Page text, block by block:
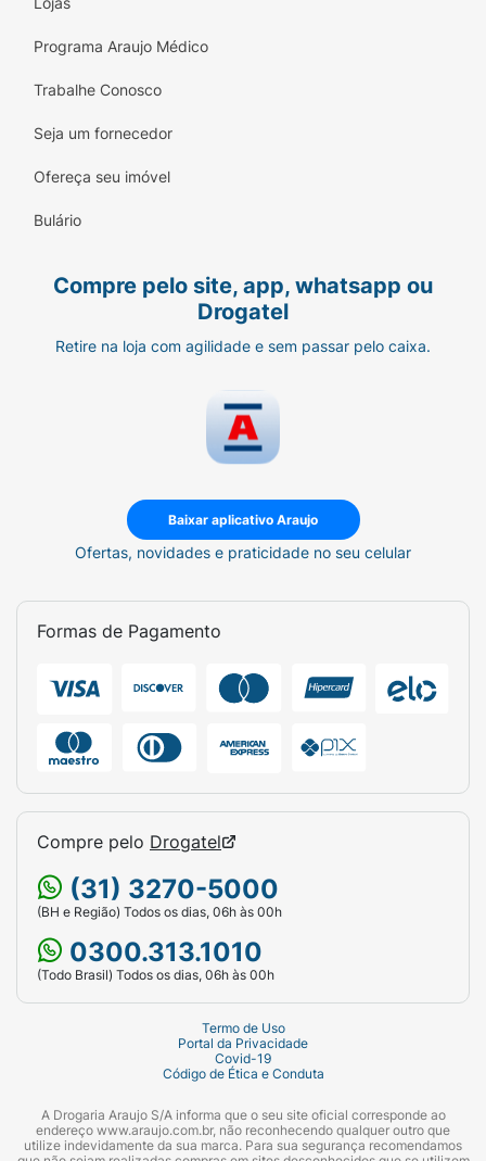
Embalagem Prática:
fofo, perfeito para levar no nécessaire.
Qualidade Melu:
Modo de Uso:
pequenas gotas daBase Tint Melu
diretamente na pele.
Espalhe com os dedos, pincel ou
Se desejar mais cobertura, aplique uma
segunda camada após a primeira secar.
Ficha Técnica:
Melu by Ruby Rose.
Acabamento:Natural / Acetinado.
Características:
Vegano / Sem crueldade
animal.
Programa Araujo Médico
Trabalhe Conosco
Seja um fornecedor
Ofereça seu imóvel
Bulário
Compre pelo site, app, whatsapp ou
Drogatel
Retire na loja com agilidade e sem passar pelo caixa.
Baixar aplicativo Araujo
Ofertas, novidades e praticidade no seu celular
Formas de Pagamento
Compre pelo Drogatel
(31) 3270-5000
(BH e Região) Todos os dias, 06h às 00h
0300.313.1010
(Todo Brasil) Todos os dias, 06h às 00h
Termo de Uso
Portal da Privacidade
Covid-19
Código de Ética e Conduta
A Drogaria Araujo S/A informa que o seu site oficial corresponde ao
endereço www.araujo.com.br, não reconhecendo qualquer outro que
utilize indevidamente da sua marca. Para sua segurança recomendamos